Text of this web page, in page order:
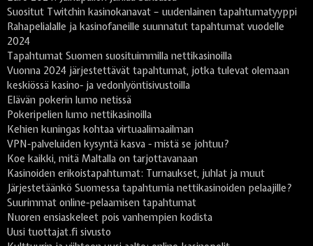
Suositut Twitchin kasinokanavat – uudenlainen tapahtumatyyppi
Rahapelialalle ja kasinofaneille suunnatut tapahtumat vuodelle
2024
Tapahtumat Suomen suosituimmilla nettikasinoilla
Vuonna 2024 järjestettävät tapahtumat, jotka tulevat olemaan
keskiössä kasino- ja vedonlyöntisivustoilla
Elävän pokerin lumo netissä
Pokeripelien lumo nettikasinoilla
Kehien kuningas kohtaa virtuaalimaailman
VPN-palveluiden kysyntä kasva - mistä se johtuu?
Koe kaikki, mitä Maltalla on tarjottavanaan
Kasinoiden erikoistapahtumat: Turnaukset, juhlat ja muut
Järjestetäänkö Suomessa tapahtumia nettikasinoiden pelaajille?
Suurimmat online-pelaamisen tapahtumat
Nuoren ensiaskeleet pois vanhempien kodista
Uusi tuottajat.fi sivusto